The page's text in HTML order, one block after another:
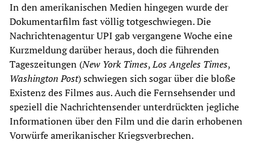
In den amerikanischen Medien hingegen wurde der
Dokumentarfilm fast völlig totgeschwiegen. Die
Nachrichtenagentur UPI gab vergangene Woche eine
Kurzmeldung darüber heraus, doch die führenden
Tageszeitungen (New York Times,Los Angeles Times,
Washington Post) schwiegen sich sogar über die bloße
Existenz des Filmes aus. Auch die Fernsehsender und
speziell die Nachrichtensender unterdrückten jegliche
Informationen über den Film und die darin erhobenen
Vorwürfe amerikanischer Kriegsverbrechen.